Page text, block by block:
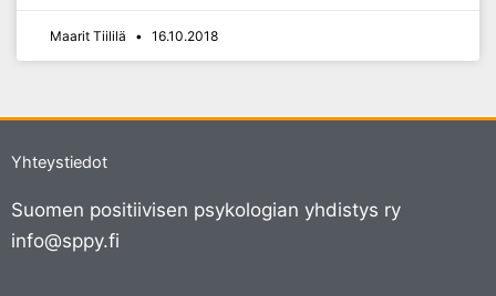
Maarit Tiililä 16.10.2018
Yhteystiedot
Suomen positiivisen psykologian yhdistys ry
info@sppy.fi